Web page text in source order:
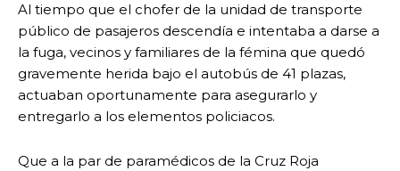
Al tiempo que el chofer de la unidad de transporte
público de pasajeros descendía e intentaba a darse a
la fuga, vecinos y familiares de la fémina que quedó
gravemente herida bajo el autobús de 41 plazas,
actuaban oportunamente para asegurarlo y
entregarlo a los elementos policiacos.
Que a la par de paramédicos de la Cruz Roja